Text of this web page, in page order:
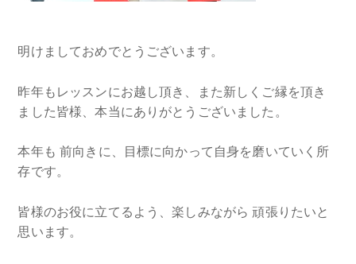
明けましておめでとうございます。
昨年もレッスンにお越し頂き、また新しくご縁を頂き
ました皆様、本当にありがとうございました。
本年も 前向きに、目標に向かって自身を磨いていく所
存です。
皆様のお役に立てるよう、楽しみながら 頑張りたいと
思います。